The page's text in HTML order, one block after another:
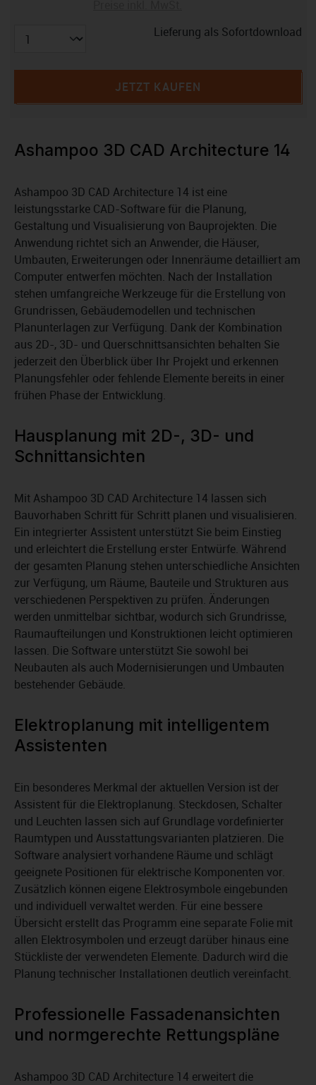
Lieferung als Sofortdownload
JETZT KAUFEN
Ashampoo 3D CAD Architecture 14
Ashampoo 3D CAD Architecture 14 ist eine
leistungsstarke CAD-Software für die Planung,
Gestaltung und Visualisierung von Bauprojekten. Die
Anwendung richtet sich an Anwender, die Häuser,
Umbauten, Erweiterungen oder Innenräume detailliert am
Computer entwerfen möchten. Nach der Installation
stehen umfangreiche Werkzeuge für die Erstellung von
Grundrissen, Gebäudemodellen und technischen
Planunterlagen zur Verfügung. Dank der Kombination
aus 2D-, 3D- und Querschnittsansichten behalten Sie
jederzeit den Überblick über Ihr Projekt und erkennen
Planungsfehler oder fehlende Elemente bereits in einer
frühen Phase der Entwicklung.
Hausplanung mit 2D-, 3D- und
Schnittansichten
Mit Ashampoo 3D CAD Architecture 14 lassen sich
Bauvorhaben Schritt für Schritt planen und visualisieren.
Ein integrierter Assistent unterstützt Sie beim Einstieg
und erleichtert die Erstellung erster Entwürfe. Während
der gesamten Planung stehen unterschiedliche Ansichten
zur Verfügung, um Räume, Bauteile und Strukturen aus
verschiedenen Perspektiven zu prüfen. Änderungen
werden unmittelbar sichtbar, wodurch sich Grundrisse,
Raumaufteilungen und Konstruktionen leicht optimieren
lassen. Die Software unterstützt Sie sowohl bei
Neubauten als auch Modernisierungen und Umbauten
bestehender Gebäude.
Elektroplanung mit intelligentem
Assistenten
Ein besonderes Merkmal der aktuellen Version ist der
Assistent für die Elektroplanung. Steckdosen, Schalter
und Leuchten lassen sich auf Grundlage vordefinierter
Raumtypen und Ausstattungsvarianten platzieren. Die
Software analysiert vorhandene Räume und schlägt
geeignete Positionen für elektrische Komponenten vor.
Zusätzlich können eigene Elektrosymbole eingebunden
und individuell verwaltet werden. Für eine bessere
Übersicht erstellt das Programm eine separate Folie mit
allen Elektrosymbolen und erzeugt darüber hinaus eine
Stückliste der verwendeten Elemente. Dadurch wird die
Planung technischer Installationen deutlich vereinfacht.
Professionelle Fassadenansichten
und normgerechte Rettungspläne
Ashampoo 3D CAD Architecture 14 erweitert die